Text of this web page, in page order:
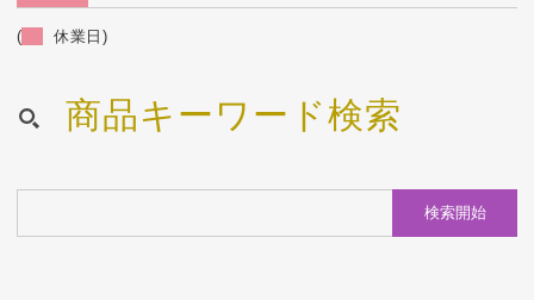
( 休業日)
商品キーワード検索